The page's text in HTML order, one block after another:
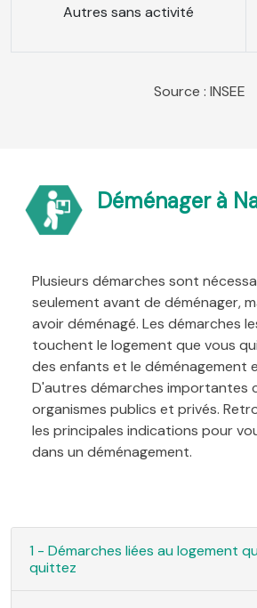
Autres sans activité
Source : INSEE
Déménager à
Plusieurs démarches sont
seulement avant de déménager,
avoir déménagé. Les démarches
touchent le logement que vous
des enfants et le déménagement
D'autres démarches importantes
organismes publics et privés.
les principales indications pour
dans un déménagement.
1 - Démarches liées au logement
quittez